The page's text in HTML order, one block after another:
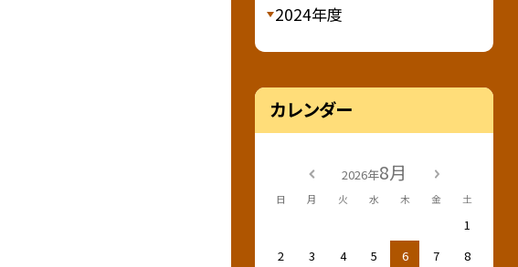
2024年度
カレンダー
2026年8月
日 月 火 水 木 金 土
1
2
3 4 5 6 7
8